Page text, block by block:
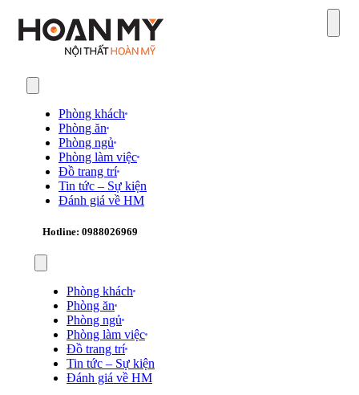
Phòng khách
Phòng ăn
Phòng ngủ
Phòng làm việc
Đồ trang trí
Tin tức – Sự kiện
Đánh giá về HM
Hotline: 0988026969
Phòng khách
Phòng ăn
Phòng ngủ
Phòng làm việc
Đồ trang trí
Tin tức – Sự kiện
Đánh giá về HM